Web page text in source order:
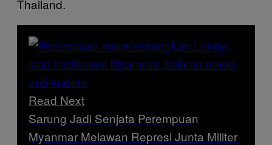
Thailand.
Read Next
Sarung Jadi Senjata Perempuan
Myanmar Melawan Represi Junta Militer